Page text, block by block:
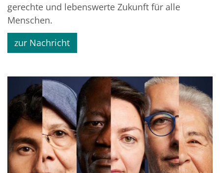
gerechte und lebenswerte Zukunft für alle
Menschen.
zur Nachricht